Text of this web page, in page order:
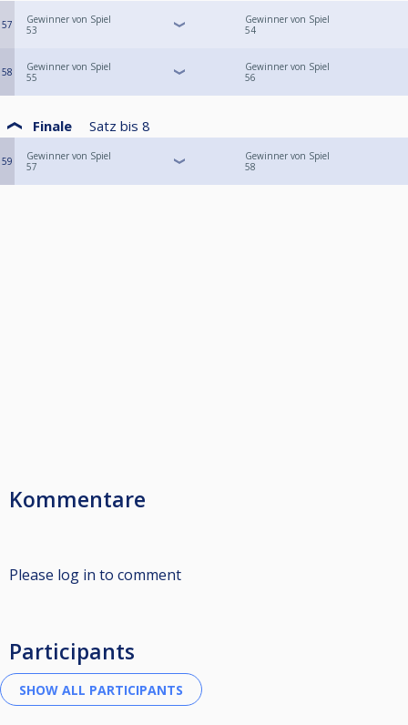
57
Gewinner von Spiel
53
Gewinner von Spiel
54
58
Gewinner von Spiel
55
Gewinner von Spiel
56
Finale Satz bis 8
59
Gewinner von Spiel
57
Gewinner von Spiel
58
Kommentare
Please log in to comment
Participants